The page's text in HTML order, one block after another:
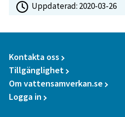
Uppdaterad: 2020-03-26
Kontakta oss
Tillgänglighet
Om vattensamverkan.se
Logga in